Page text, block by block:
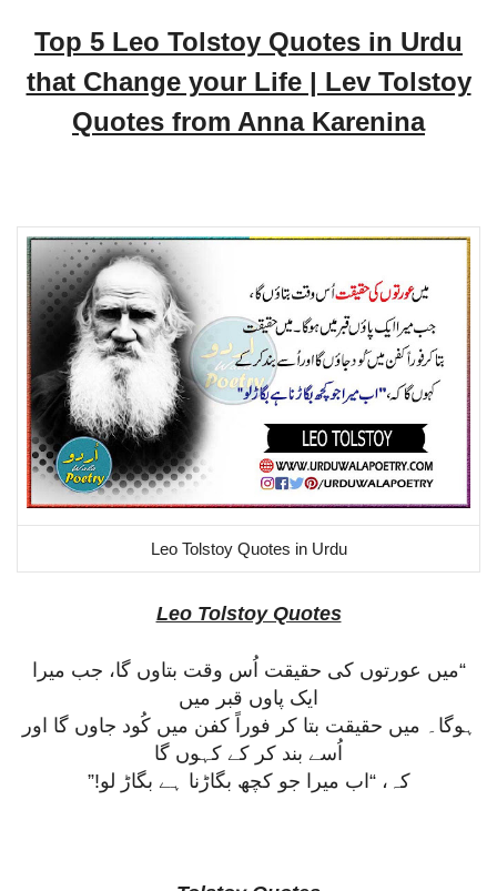
Top 5 Leo Tolstoy Quotes in Urdu
that Change your Life | Lev Tolstoy
Quotes from Anna Karenina
Leo Tolstoy Quotes in Urdu
Leo Tolstoy Quotes
“میں عورتوں کی حقیقت اُس وقت بتاوں گا، جب میرا
ایک پاوں قبر میں
ہوگا۔ میں حقیقت بتا کر فوراً کفن میں کُود جاوں گا اور
اُسے بند کر کے کہوں گا
کہ، “اب میرا جو کچھ بگاڑنا ہے بگاڑ لو!”